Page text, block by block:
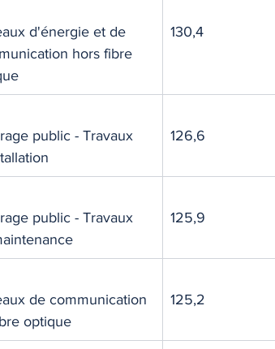
d'énergie et de
hors fibre
130,4
public - Travaux
126,6
public - Travaux
125,9
de communication
optique
125,2